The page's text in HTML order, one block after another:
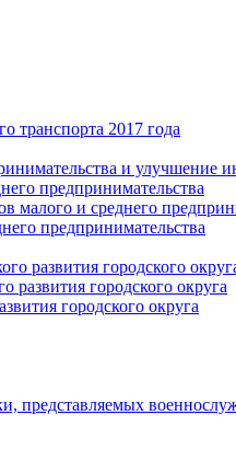
транспорта 2017 года
и
предпринимательства
малого и среднего
предпринимательства
развития городского
развития городского округа
городского округа
представляемых